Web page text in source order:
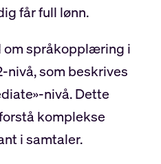
får full lønn.
om språkopplæring i
nivå, som beskrives
nivå. Dette
komplekse
i samtaler.